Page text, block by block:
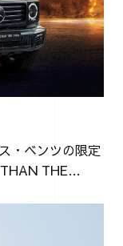
・ベンツの限定
THE